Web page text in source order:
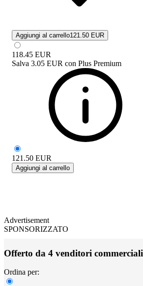
Aggiungi al carrello121.50 EUR
118.45 EUR
Salva 3.05 EUR con Plus Premium
121.50 EUR
Aggiungi al carrello
Advertisement
SPONSORIZZATO
Offerto da 4 venditori commerciali
Ordina per: